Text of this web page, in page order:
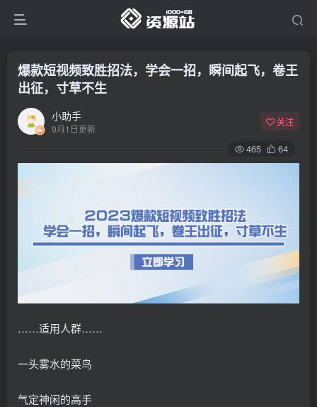
爆款短视频致胜招法，学会一招，瞬间起飞，卷王
出征，寸草不生
小助手
9月1日更新
关注
465 64
……适用人群……
一头雾水的菜鸟
气定神闲的高手